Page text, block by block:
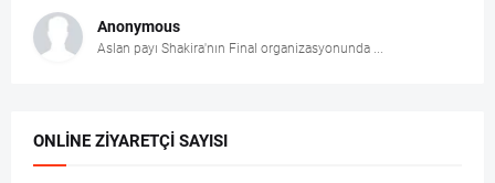
Anonymous
Aslan payı Shakira'nın Final organizasyonunda ...
ONLINE ZIYARETÇI SAYISI